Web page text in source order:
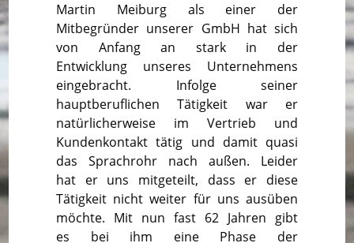
Martin Meiburg als einer der
Mitbegründer unserer GmbH hat sich
von Anfang an stark in der
Entwicklung unseres Unternehmens
eingebracht. Infolge seiner
hauptberuflichen Tätigkeit war er
natürlicherweise im Vertrieb und
Kundenkontakt tätig und damit quasi
das Sprachrohr nach außen. Leider
hat er uns mitgeteilt, dass er diese
Tätigkeit nicht weiter für uns ausüben
möchte. Mit nun fast 62 Jahren gibt
es bei ihm eine Phase der